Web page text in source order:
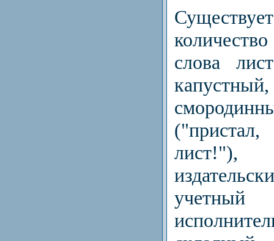
слова